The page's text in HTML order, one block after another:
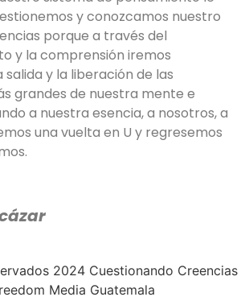
y conozcamos nuestro
porque a través del
y la comprensión iremos
y la liberación de las
grandes de nuestra mente e
a nuestra esencia, a nosotros, a
una vuelta en U y regresemos
2024 Cuestionando Creencias
Media Guatemala